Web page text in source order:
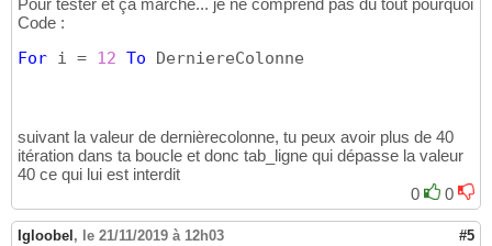
Pour tester et ça marche... je ne comprend pas du tout pourquoi
Code :
For i = 12 To DerniereColonne
suivant la valeur de dernièrecolonne, tu peux avoir plus de 40
itération dans ta boucle et donc tab_ligne qui dépasse la valeur
40 ce qui lui est interdit
0
0
Igloobel , le 21/11/2019 à 12h03 #5